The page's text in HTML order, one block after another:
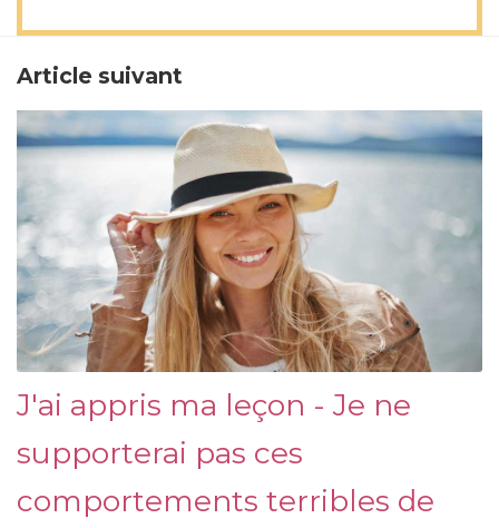
Article suivant
J'ai appris ma leçon - Je ne
supporterai pas ces
comportements terribles de